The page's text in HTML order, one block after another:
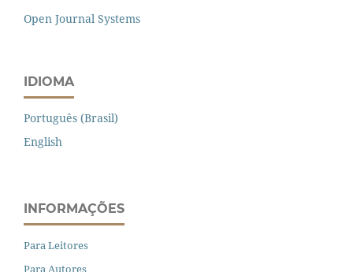
Open Journal Systems
IDIOMA
Português (Brasil)
English
INFORMAÇÕES
Para Leitores
Para Autores